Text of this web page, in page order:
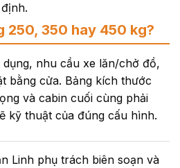
250, 350 hay 450 kg?
nhu cầu xe lăn/chở đồ,
bằng cửa. Bảng kích thước
và cabin cuối cùng phải
kỹ thuật của đúng cấu hình.
Linh phụ trách biên soạn và